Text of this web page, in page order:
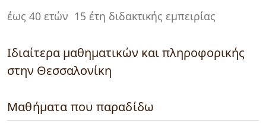
έως 40 ετών 15 έτη διδακτικής εμπειρίας
Ιδιαίτερα μαθηματικών και πληροφορικής
στην Θεσσαλονίκη
Μαθήματα που παραδίδω